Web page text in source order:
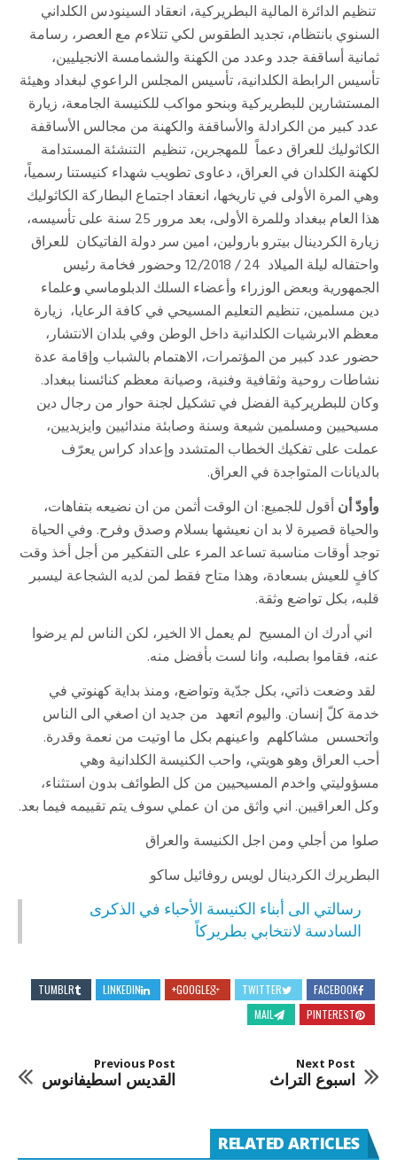
تنظيم الدائرة المالية البطريركية، انعقاد السينودس الكلداني
السنوي بانتظام، تجديد الطقوس لكي تتلاءم مع العصر، رسامة
ثمانية أساقفة جدد وعدد من الكهنة والشمامسة الانجيليين،
تأسيس الرابطة الكلدانية، تأسيس المجلس الراعوي لبغداد وهيئة
المستشارين للبطريركية وبنحو مواكب للكنيسة الجامعة، زيارة
عدد كبير من الكرادلة والأساقفة والكهنة من مجالس الأساقفة
الكاثوليك للعراق دعماً للمهجرين، تنظيم التنشئة المستدامة
لكهنة الكلدان في العراق، دعاوى تطويب شهداء كنيستنا رسمياً،
وهي المرة الأولى في تاريخها، انعقاد اجتماع البطاركة الكاثوليك
هذا العام ببغداد وللمرة الأولى، بعد مرور 25 سنة على تأسيسه،
زيارة الكردينال بيترو بارولين، امين سر دولة الفاتيكان للعراق
واحتفاله ليلة الميلاد 24 / 12/2018 وحضور فخامة رئيس
الجمهورية وبعض الوزراء وأعضاء السلك الدبلوماسي وعلماء
دين مسلمين، تنظيم التعليم المسيحي في كافة الرعايا، زيارة
معظم الابرشيات الكلدانية داخل الوطن وفي بلدان الانتشار،
حضور عدد كبير من المؤتمرات، الاهتمام بالشباب وإقامة عدة
نشاطات روحية وثقافية وفنية، وصيانة معظم كنائسنا ببغداد.
وكان للبطريركية الفضل في تشكيل لجنة حوار من رجال دين
مسيحيين ومسلمين شيعة وسنة وصابئة مندائيين وايزيديين،
عملت على تفكيك الخطاب المتشدد وإعداد كراس يعرّف
بالديانات المتواجدة في العراق.
وأودّ أنأقول للجميع: ان الوقت أثمن من ان نضيعه بتفاهات،
والحياة قصيرة لا بد ان نعيشها بسلام وصدق وفرح. وفي الحياة
توجد أوقات مناسبة تساعد المرء على التفكير من أجل أخذ وقت
كافٍ للعيش بسعادة، وهذا متاح فقط لمن لديه الشجاعة ليسبر
قلبه، بكل تواضع وثقة.
اني أدرك ان المسيح لم يعمل الا الخير، لكن الناس لم يرضوا
عنه، فقاموا بصلبه، وانا لست بأفضل منه.
لقد وضعت ذاتي، بكل جدّية وتواضع، ومنذ بداية كهنوتي في
خدمة كلّ إنسان. واليوم اتعهد من جديد ان اصغي الى الناس
واتحسس مشاكلهم واعينهم بكل ما اوتيت من نعمة وقدرة.
أحب العراق وهو هويتي، واحب الكنيسة الكلدانية وهي
مسؤوليتي واخدم المسيحيين من كل الطوائف بدون استثناء،
وكل العراقيين. اني واثق من ان عملي سوف يتم تقييمه فيما بعد.
صلوا من أجلي ومن اجل الكنيسة والعراق
البطريرك الكردينال لويس روفائيل ساكو
رسالتي الى أبناء الكنيسة الأحباء في الذكرى
السادسة لانتخابي بطريركاً
FACEBOOK
TWITTER
GOOGLE+
LINKEDIN
TUMBLR
PINTEREST
MAIL
Previous Post
القديس اسطيفانوس
Next Post
اسبوع التراث
RELATED ARTICLES